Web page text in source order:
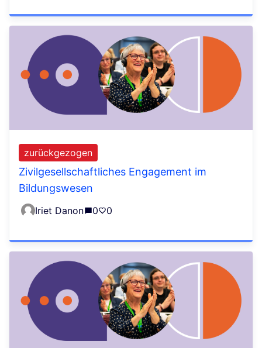
Zivilgesellschaftliches Engagement im
Bildungswesen
zurückgezogen
Iriet Danon 0 0